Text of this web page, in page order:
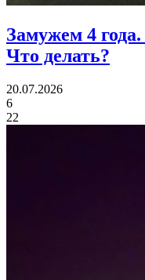
Замужем 4 года.
Что делать?
20.07.2026
6
22